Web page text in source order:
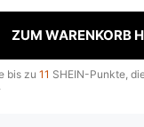
ZUM WARENKORB
bis zu 11 SHEIN-Punkte,